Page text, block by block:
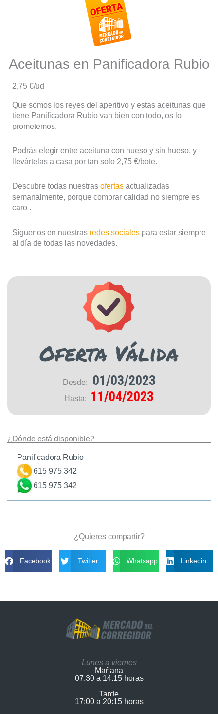
Aceitunas en Panificadora Rubio
2,75 €/ud
Que somos los reyes del aperitivo y estas aceitunas que
tiene Panificadora Rubio van bien con todo, os lo
prometemos.
Podrás elegir entre aceituna con hueso y sin hueso, y
llevártelas a casa por tan solo 2,75 €/bote.
Descubre todas nuestras ofertas actualizadas
semanalmente, porque comprar calidad no siempre es
caro .
Síguenos en nuestras redes sociales para estar siempre
al día de todas las novedades.
Oferta Válida
Desde: 01/03/2023
Hasta: 11/04/2023
¿Dónde está disponible?
Panificadora Rubio
615 975 342
615 975 342
¿Quieres compartir?
Facebook Twitter Whatsapp Linkedin
Lunes a viernes
Mañana
07:30 a 14:15 horas
Tarde
17:00 a 20:15 horas​